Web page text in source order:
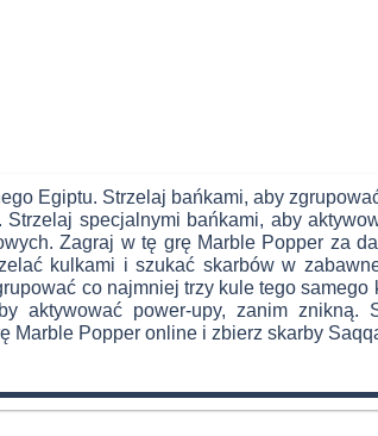
Egiptu. Strzelaj bańkami, aby
specjalnymi bańkami, aby
Zagraj w tę grę Marble Popper za
kulkami i szukać skarbów w
co najmniej trzy kule tego
aktywować power-upy, zanim
Popper online i zbierz skarby